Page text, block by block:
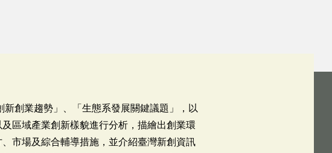
創業趨勢」、「生態系發展關鍵議題」，以
區域產業創新樣貌進行分析，描繪出創業環
市場及綜合輔導措施，並介紹臺灣新創資訊